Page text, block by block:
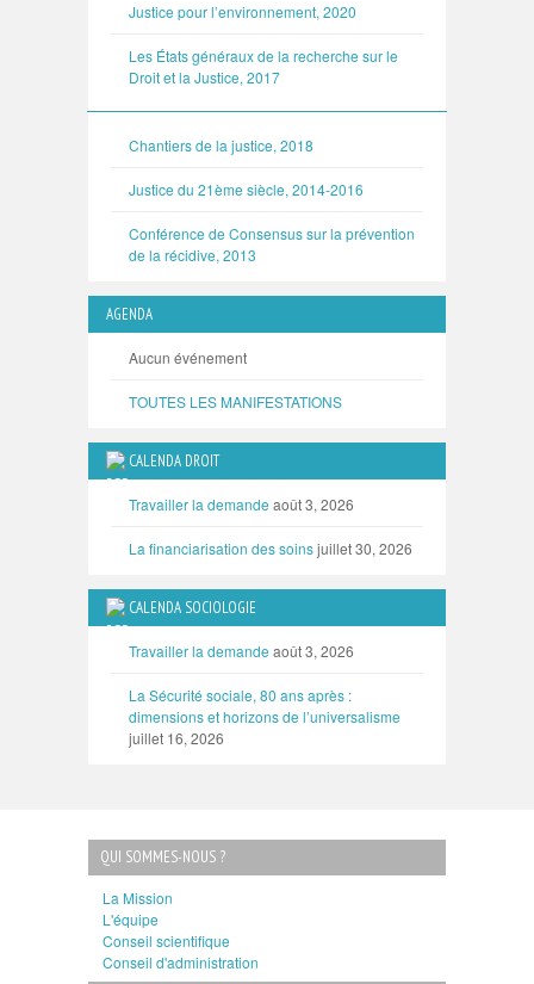
Justice pour l’environnement, 2020
Les États généraux de la recherche sur le
Droit et la Justice, 2017
Chantiers de la justice, 2018
Justice du 21ème siècle, 2014-2016
Conférence de Consensus sur la prévention
de la récidive, 2013
AGENDA
Aucun événement
TOUTES LES MANIFESTATIONS
CALENDA DROIT
Travailler la demande août 3, 2026
La financiarisation des soinsjuillet 30, 2026
CALENDA SOCIOLOGIE
Travailler la demande août 3, 2026
La Sécurité sociale, 80 ans après :
dimensions et horizons de l’universalisme
juillet 16, 2026
QUI SOMMES-NOUS ?
La Mission
L'équipe
Conseil scientifique
Conseil d'administration